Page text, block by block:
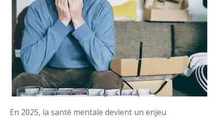
En 2025, la santé mentale devient un enjeu